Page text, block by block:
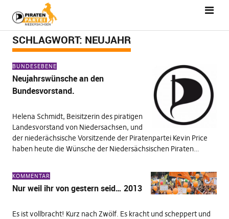
SCHLAGWORT: NEUJAHR
BUNDESEBENE
Neujahrswünsche an den
Bundesvorstand.
Helena Schmidt, Beisitzerin des piratigen
Landesvorstand von Niedersachsen, und
der niederächsische Vorsitzende der Piratenpartei Kevin Price
haben heute die Wünsche der Niedersächsischen Piraten…
KOMMENTAR
Nur weil ihr von gestern seid… 2013
Es ist vollbracht! Kurz nach Zwölf. Es kracht und scheppert und